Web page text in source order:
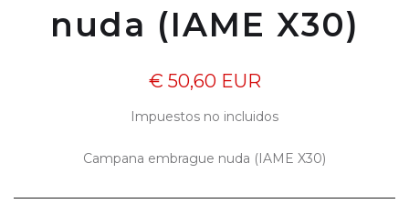
nuda (IAME X30)
€ 50,60 EUR
Impuestos no incluidos
Campana embrague nuda (IAME X30)